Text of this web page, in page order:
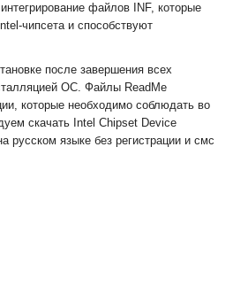
файлов INF, которые
чипсета и способствуют
после завершения всех
ОС. Файлы ReadMe
которые необходимо соблюдать во
скачать Intel Chipset Device
русском языке без регистрации и смс